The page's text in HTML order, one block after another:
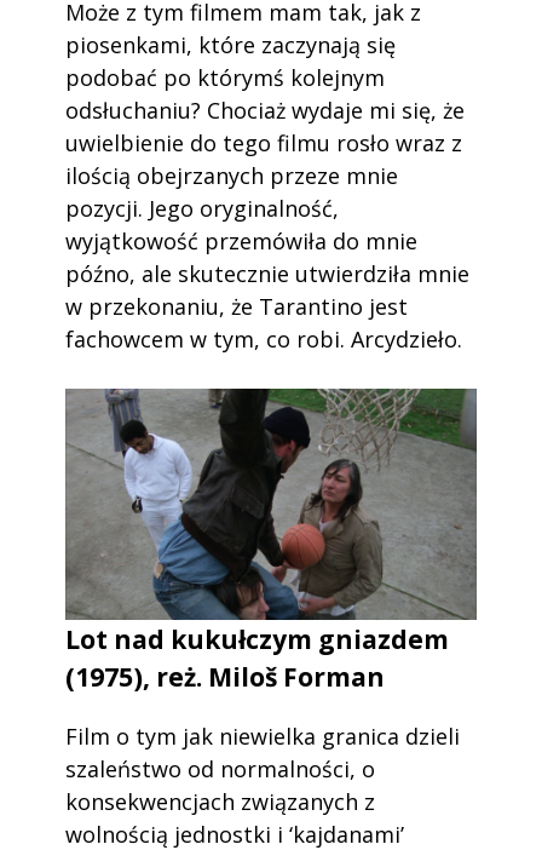
Może z tym filmem mam tak, jak z
piosenkami, które zaczynają się
podobać po którymś kolejnym
odsłuchaniu? Chociaż wydaje mi się, że
uwielbienie do tego filmu rosło wraz z
ilością obejrzanych przeze mnie
pozycji. Jego oryginalność,
wyjątkowość przemówiła do mnie
późno, ale skutecznie utwierdziła mnie
w przekonaniu, że Tarantino jest
fachowcem w tym, co robi. Arcydzieło.
Lot nad kukułczym gniazdem
(1975), reż. Miloš Forman
Film o tym jak niewielka granica dzieli
szaleństwo od normalności, o
konsekwencjach związanych z
wolnością jednostki i ‘kajdanami’